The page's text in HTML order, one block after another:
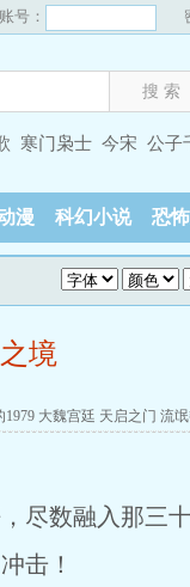
账号：
寒门枭士 今宋 公子
漫 科幻小说 恐
境
1979 大魏宫廷 天启之门 流
尽数融入那三
击！